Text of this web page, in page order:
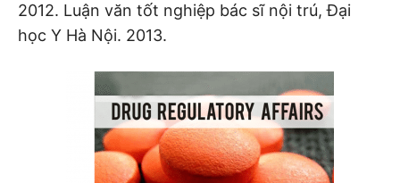
2012. Luận văn tốt nghiệp bác sĩ nội trú, Đại
học Y Hà Nội. 2013.